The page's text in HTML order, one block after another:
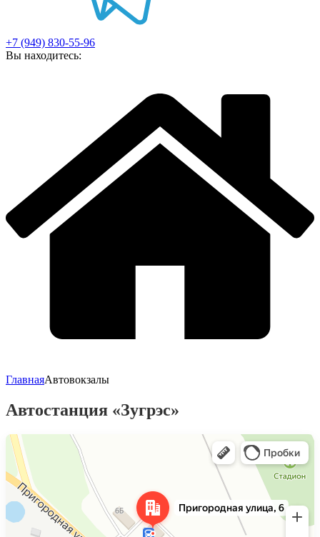
+7 (949) 830-55-96
Вы находитесь:
ГлавнаяАвтовокзалы
Автостанция «Зугрэс»
Яндекс Карты
Пригородная улица, 6 — Яндекс Карты